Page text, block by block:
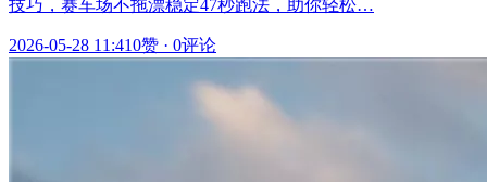
技巧，赛车场不拖漂稳定47秒跑法，助你轻松…
2026-05-28 11:410赞 · 0评论